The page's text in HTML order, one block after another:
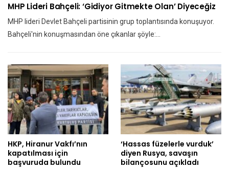
MHP Lideri Bahçeli: ‘Gidiyor Gitmekte Olan’ Diyeceğiz
MHP lideri Devlet Bahçeli partisinin grup toplantısında konuşuyor.
Bahçeli'nin konuşmasından öne çıkanlar şöyle:…
HKP, Hiranur Vakfı’nın
kapatılması için
başvuruda bulundu
‘Hassas füzelerle vurduk’
diyen Rusya, savaşın
bilançosunu açıkladı